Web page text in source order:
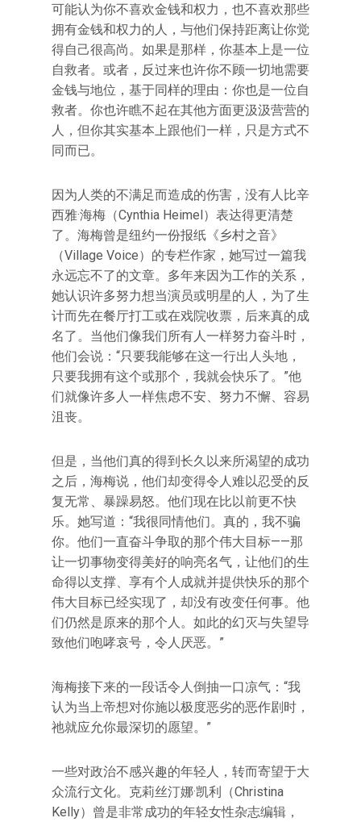
可能认为你不喜欢金钱和权力，也不喜欢那些
拥有金钱和权力的人，与他们保持距离让你觉
得自己很高尚。如果是那样，你基本上是一位
自救者。或者，反过来也许你不顾一切地需要
金钱与地位，基于同样的理由：你也是一位自
救者。你也许瞧不起在其他方面更汲汲营营的
人，但你其实基本上跟他们一样，只是方式不
同而已。
因为人类的不满足而造成的伤害，没有人比辛
西雅·海梅（Cynthia Heimel）表达得更清楚
了。海梅曾是纽约一份报纸《乡村之音》
（Village Voice）的专栏作家，她写过一篇我
永远忘不了的文章。多年来因为工作的关系，
她认识许多努力想当演员或明星的人，为了生
计而先在餐厅打工或在戏院收票，后来真的成
名了。当他们像我们所有人一样努力奋斗时，
他们会说：“只要我能够在这一行出人头地，
只要我拥有这个或那个，我就会快乐了。”他
们就像许多人一样焦虑不安、努力不懈、容易
沮丧。
但是，当他们真的得到长久以来所渴望的成功
之后，海梅说，他们却变得令人难以忍受的反
复无常、暴躁易怒。他们现在比以前更不快
乐。她写道：“我很同情他们。真的，我不骗
你。他们一直奋斗争取的那个伟大目标——那
让一切事物变得美好的响亮名气，让他们的生
命得以支撑、享有个人成就并提供快乐的那个
伟大目标已经实现了，却没有改变任何事。他
们仍然是原来的那个人。如此的幻灭与失望导
致他们咆哮哀号，令人厌恶。”
海梅接下来的一段话令人倒抽一口凉气：“我
认为当上帝想对你施以极度恶劣的恶作剧时，
祂就应允你最深切的愿望。”
一些对政治不感兴趣的年轻人，转而寄望于大
众流行文化。克莉丝汀娜·凯利（Christina
Kelly）曾是非常成功的年轻女性杂志编辑，